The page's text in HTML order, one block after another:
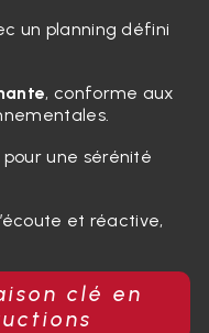
un planning défini
, conforme aux
pour une sérénité
et réactive,
clé en